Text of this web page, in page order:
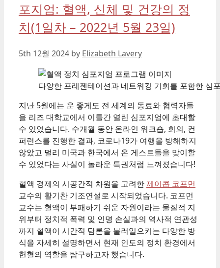
포지엄: 혈액, 신체 및 건강의 정
치(1일차 – 2022년 5월 23일)
5th 12월 2024 by Elizabeth Lavery
다양한 프레젠테이션과 네트워킹 기회를 포함한 심
지난 5월에는 운 좋게도 전 세계의 동료와 협력자들
을 리즈 대학교에서 이틀간 열린 심포지엄에 초대할
수 있었습니다. 수개월 동안 온라인 워크숍, 회의, 컨
퍼런스를 진행한 결과, 코로나19가 여행을 방해하지
않았고 멀리 미국과 한국에서 온 게스트들을 맞이할
수 있었다는 사실이 놀라운 특권처럼 느껴졌습니다!
혈액 경제의 시공간적 차원을 고려한제이콥 코프먼
교수의 활기찬 기조연설로 시작되었습니다. 코프먼
교수는 혈액이 부패하기 쉬운 자원이라는 물질적 지
위부터 정치적 폭력 및 인명 손실과의 역사적 연관성
까지 혈액이 시간적 담론을 불러일으키는 다양한 방
식을 자세히 설명하면서 현재 인도의 정치 환경에서
헌혈의 역할을 탐구하고자 했습니다.